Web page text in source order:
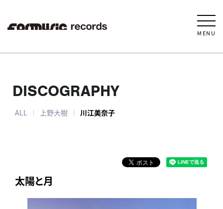
MENU
DISCOGRAPHY
ALL 上野大樹 川江美奈子
太陽と月